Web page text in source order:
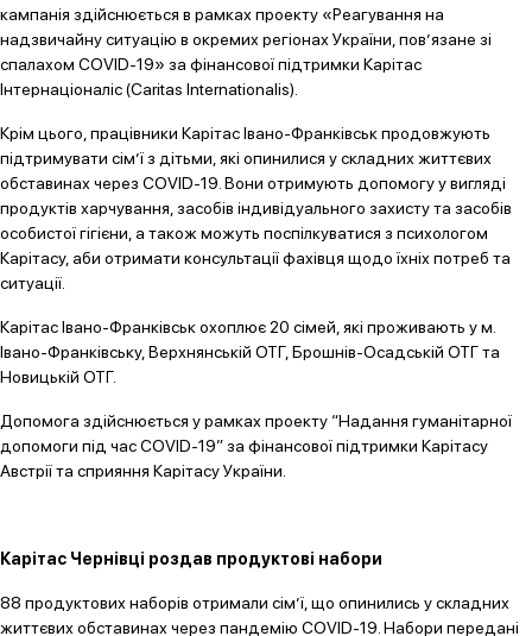
кампанія здійснюється в рамках проекту «Реагування на
надзвичайну ситуацію в окремих регіонах України, пов’язане зі
спалахом COVID-19» за фінансової підтримки Карітас
Інтернаціоналіс (Caritas Internationalis).
Крім цього, працівники Карітас Івано-Франківськ продовжують
підтримувати сім’ї з дітьми, які опинилися у складних життєвих
обставинах через COVID-19. Вони отримують допомогу у вигляді
продуктів харчування, засобів індивідуального захисту та засобів
особистої гігієни, а також можуть поспілкуватися з психологом
Карітасу, аби отримати консультації фахівця щодо їхніх потреб та
ситуації.
Карітас Івано-Франківськ охоплює 20 сімей, які проживають у м.
Івано-Франківську, Верхнянській ОТГ, Брошнів-Осадській ОТГ та
Новицькій ОТГ.
Допомога здійснюється у рамках проекту “Надання гуманітарної
допомоги під час COVID-19” за фінансової підтримки Карітасу
Австрії та сприяння Карітасу України.
Карітас Чернівці роздав продуктові набори
88 продуктових наборів отримали сім’ї, що опинились у складних
життєвих обставинах через пандемію COVID-19. Набори передані